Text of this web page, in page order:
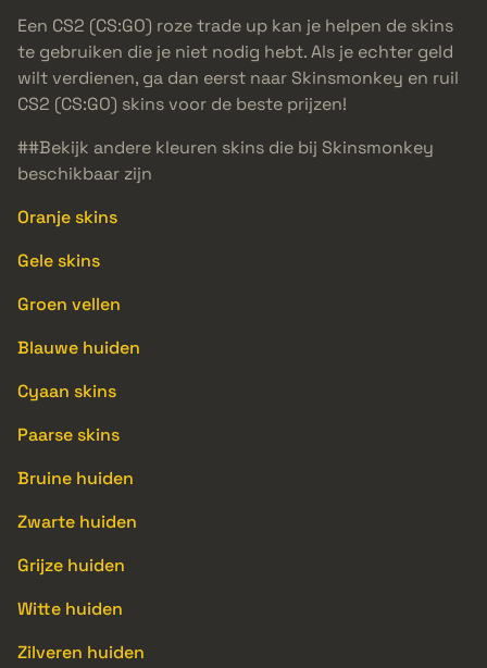
Een CS2 (CS:GO) roze trade up kan je helpen de skins
te gebruiken die je niet nodig hebt. Als je echter geld
wilt verdienen, ga dan eerst naar Skinsmonkey en ruil
CS2 (CS:GO) skins voor de beste prijzen!
##Bekijk andere kleuren skins die bij Skinsmonkey
beschikbaar zijn
Oranje skins
Gele skins
Groen vellen
Blauwe huiden
Cyaan skins
Paarse skins
Bruine huiden
Zwarte huiden
Grijze huiden
Witte huiden
Zilveren huiden